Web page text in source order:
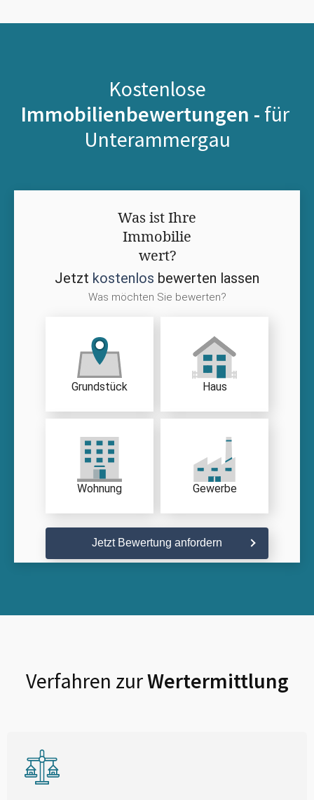
Kostenlose
Immobilienbewertungen - für
Unterammergau
Was ist Ihre
Immobilie
wert?
Jetzt kostenlos bewerten lassen
Was möchten Sie bewerten?
Grundstück Haus
Wohnung Gewerbe
Jetzt Bewertung anfordern
Verfahren zurWertermittlung